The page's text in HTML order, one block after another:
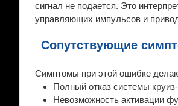
сигнал не подается. Это
управляющих импульсов и
Сопутствующие
Симптомы при этой ошибке
Полный отказ системы
Невозможность активации